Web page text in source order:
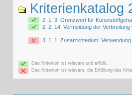
Kriterienkatalog
2. 1. 3. Grenzwert für
2. 2. 14. Vermeidung der Verbreitung
3. 1. 1. Zusatzkriterium:
Das Kriterium ist relevant und erfüllt.
Das Kriterium ist relevant, die Erfüllung des